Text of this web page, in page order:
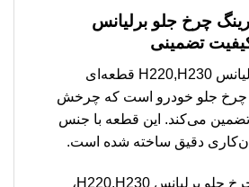
چرخ جلو برلیانس
بلبرینگ چرخ جلو برلیانس H220,H230 قطعه‌ای
جلو خودرو است که چرخش
می‌کند. این قطعه با جنس
دقیق ساخته شده است.
برای خرید بلبرینگ چرخ جلو برلیانس H220,H230،